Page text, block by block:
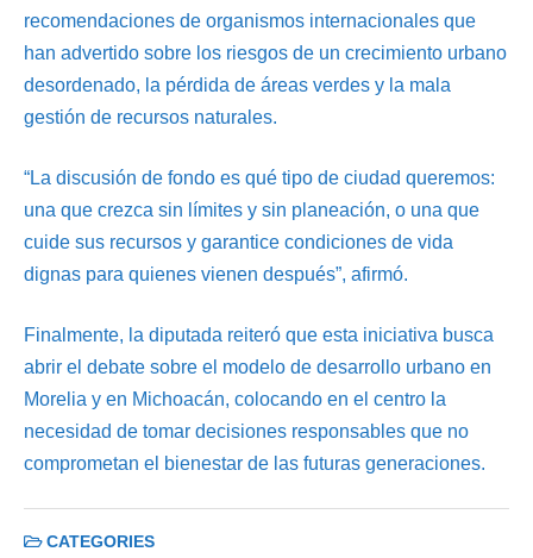
recomendaciones de organismos internacionales que
han advertido sobre los riesgos de un crecimiento urbano
desordenado, la pérdida de áreas verdes y la mala
gestión de recursos naturales.
“La discusión de fondo es qué tipo de ciudad queremos:
una que crezca sin límites y sin planeación, o una que
cuide sus recursos y garantice condiciones de vida
dignas para quienes vienen después”, afirmó.
Finalmente, la diputada reiteró que esta iniciativa busca
abrir el debate sobre el modelo de desarrollo urbano en
Morelia y en Michoacán, colocando en el centro la
necesidad de tomar decisiones responsables que no
comprometan el bienestar de las futuras generaciones.
CATEGORIES